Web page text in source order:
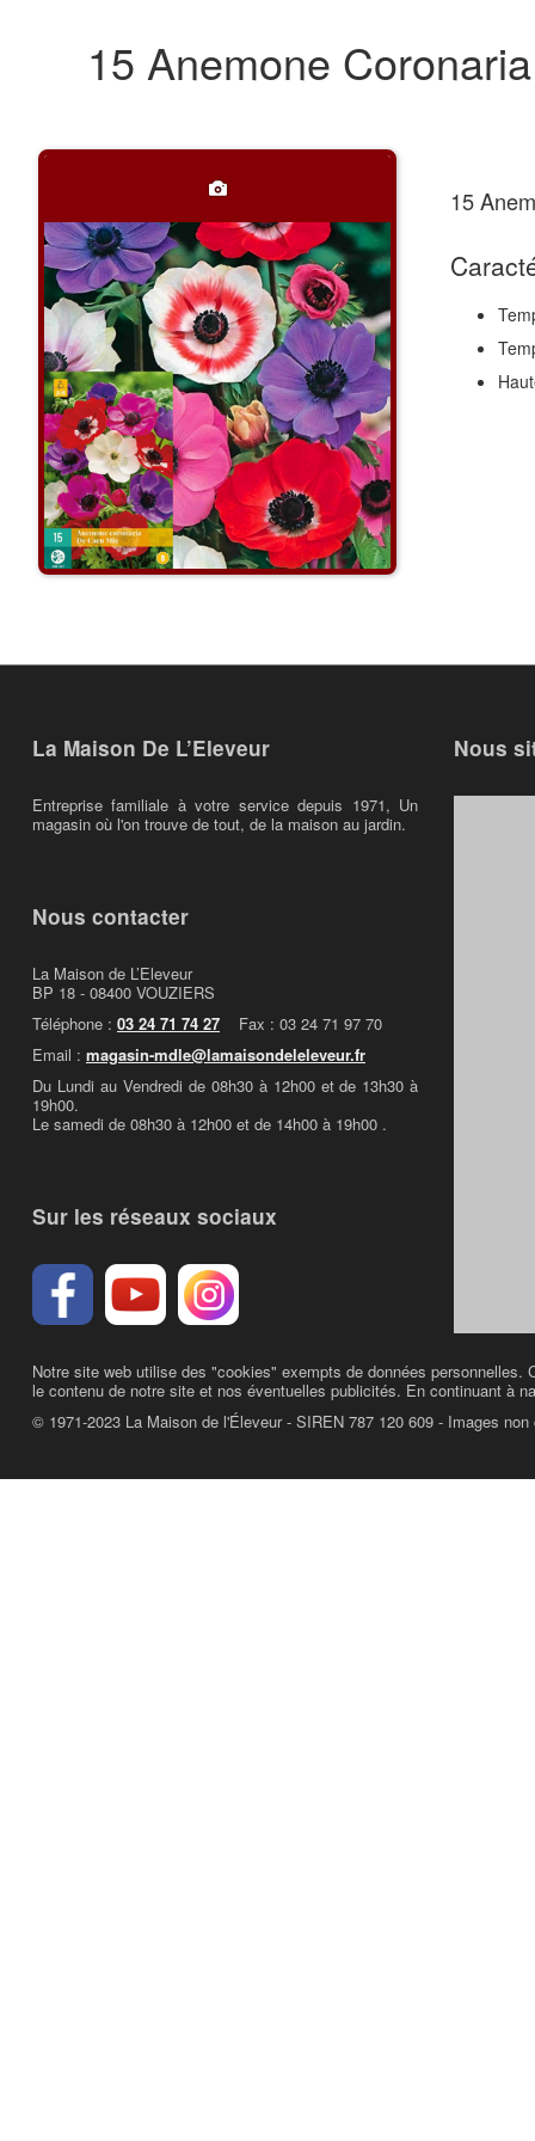
15 Anemone
15
La Maison De L’Eleveur
Entreprise familiale à votre service depuis 1971, Un
magasin où l'on trouve de tout, de la maison au jardin.
Nous contacter
La Maison de L’Eleveur
BP 18 - 08400 VOUZIERS
Téléphone : 03 24 71 74 27 Fax : 03 24 71 97 70
Email : magasin-mdle@lamaisondeleleveur.fr
Du Lundi au Vendredi de 08h30 à 12h00 et de 13h30 à
19h00.
Le samedi de 08h30 à 12h00 et de 14h00 à 19h00 .
Sur les réseaux sociaux
Nous
Notre site web utilise des "cookies" exempts de données
le contenu de notre site et nos éventuelles publicités. En continuant à
© 1971-2023 La Maison de l'Éleveur - SIREN 787 120 609 - Images